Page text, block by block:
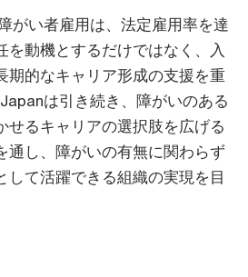
がい者雇用は、法定雇用率を達
を動機とするだけではなく、入
期的なキャリア形成の支援を重
は引き続き、障がいのある
せるキャリアの選択肢を広げる
通し、障がいの有無に関わらず
して活躍できる組織の実現を目